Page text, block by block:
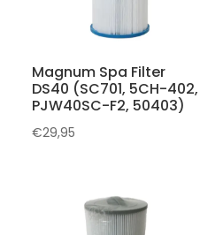
Magnum Spa Filter
DS40 (SC701, 5CH-402,
PJW40SC-F2, 50403)
€29,95